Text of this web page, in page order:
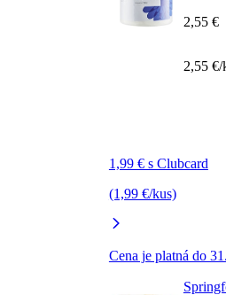
1,99 € s Clubcard
(1,99 €/kus)
Cena je platná do
2,55 €
2,55 €/